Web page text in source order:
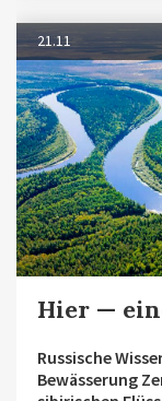
21.11
Hier —
Russische
Bewässerung